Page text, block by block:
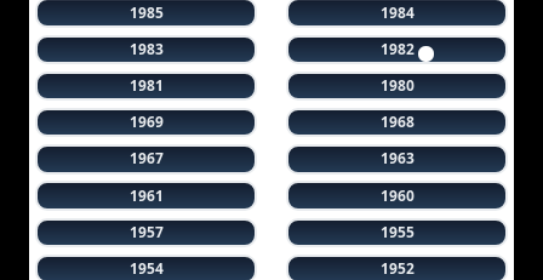
1985
1984
1983
1982
1981
1980
1969
1968
1967
1963
1961
1960
1957
1955
1954
1952